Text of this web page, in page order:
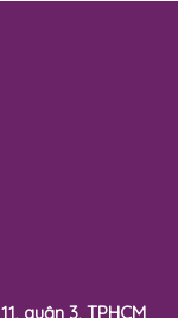
quận 3, TPHCM